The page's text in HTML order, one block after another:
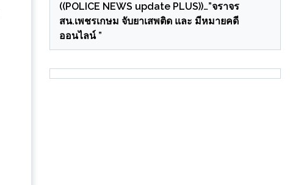
((POLICE NEWS update PLUS))…”จราจร
สน.เพชรเกษม จับยาเสพติด และ มีหมายคดี
ออนไลน์ ”